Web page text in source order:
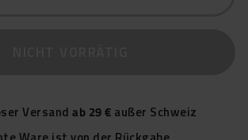
Versand ab 29 € außer Schweiz